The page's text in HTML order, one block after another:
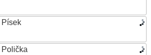
Písek
Polička